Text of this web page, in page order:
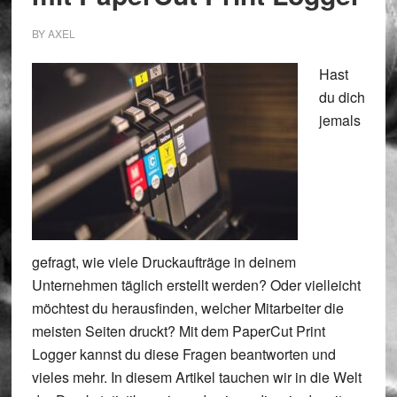
BYAXEL
Hast
du dich
jemals
gefragt, wie viele Druckaufträge in deinem
Unternehmen täglich erstellt werden? Oder vielleicht
möchtest du herausfinden, welcher Mitarbeiter die
meisten Seiten druckt? Mit dem PaperCut Print
Logger kannst du diese Fragen beantworten und
vieles mehr. In diesem Artikel tauchen wir in die Welt